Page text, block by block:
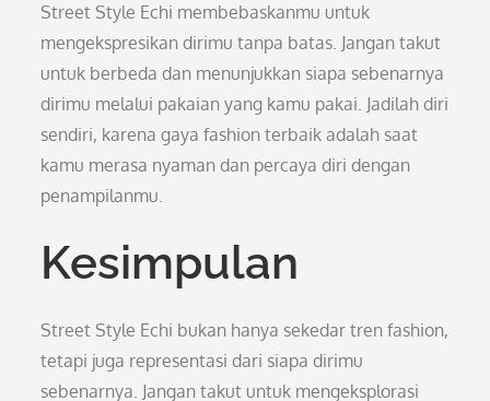
Street Style Echi membebaskanmu untuk
mengekspresikan dirimu tanpa batas. Jangan takut
untuk berbeda dan menunjukkan siapa sebenarnya
dirimu melalui pakaian yang kamu pakai. Jadilah diri
sendiri, karena gaya fashion terbaik adalah saat
kamu merasa nyaman dan percaya diri dengan
penampilanmu.
Kesimpulan
Street Style Echi bukan hanya sekedar tren fashion,
tetapi juga representasi dari siapa dirimu
sebenarnya. Jangan takut untuk mengeksplorasi